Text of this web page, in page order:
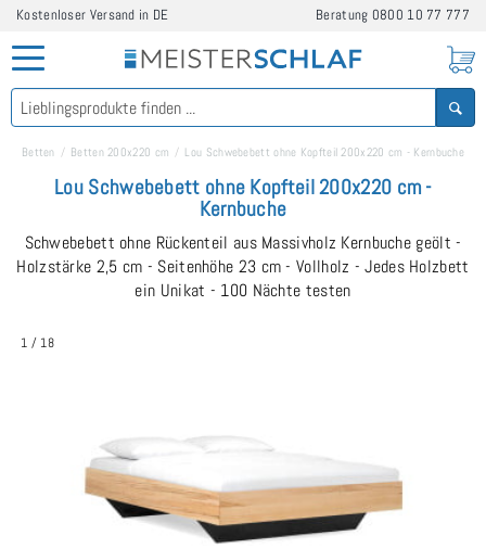
Kostenloser Versand in DE Beratung 0800 10 77 777
Betten Betten 200x220 cm Lou Schwebebett ohne Kopfteil 200x220 cm - Kernbuche
Lou Schwebebett ohne Kopfteil 200x220 cm -
Kernbuche
Schwebebett ohne Rückenteil aus Massivholz Kernbuche geölt -
Holzstärke 2,5 cm - Seitenhöhe 23 cm - Vollholz - Jedes Holzbett
ein Unikat - 100 Nächte testen
1 / 18